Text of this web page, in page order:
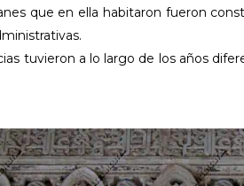
que en ella habitaron fueron
tuvieron a lo largo de los años